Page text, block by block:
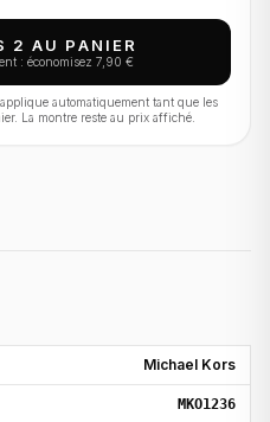
2 AU PANIER
: économisez 7,90 €
automatiquement tant que les
La montre reste au prix affiché.
Michael Kors
MKO1236